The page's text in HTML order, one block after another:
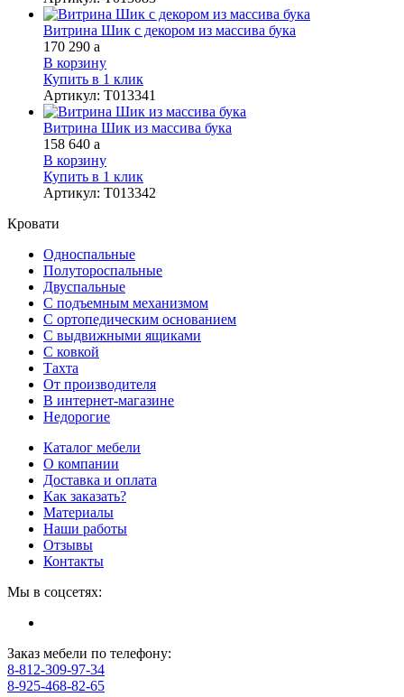
Витрина Шик с декором из массива бука
170 290 a
В корзину
Купить в 1 клик
Артикул: Т013341
Витрина Шик из массива бука
158 640 a
В корзину
Купить в 1 клик
Артикул: Т013342
Кровати
Односпальные
Полутороспальные
Двуспальные
С подъемным механизмом
С ортопедическим основанием
С выдвижными ящиками
С ковкой
Тахта
От производителя
В интернет-магазине
Недорогие
Каталог мебели
О компании
Доставка и оплата
Как заказать?
Материалы
Наши работы
Отзывы
Контакты
Мы в соцсетях:
Заказ мебели по телефону:
8-812-309-97-34
8-925-468-82-65